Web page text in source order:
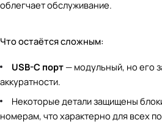
облегчает обслуживание.
Что остаётся сложным:
USB-C порт— модульный, но его
аккуратности.
Некоторые детали защищены
номерам, что характерно для всех